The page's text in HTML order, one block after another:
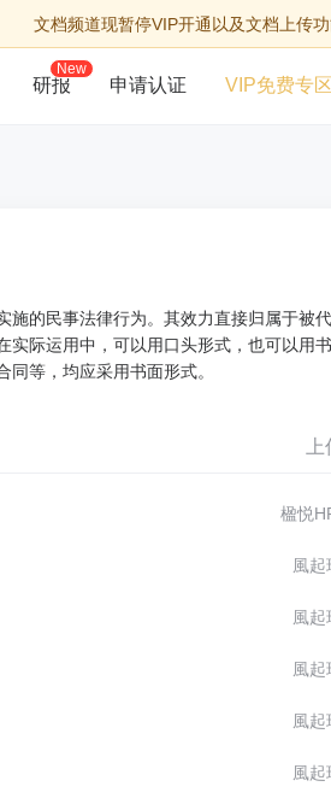
文档频道现暂停VIP开通以及文档上传
研报
New
申请认证 VIP免费专区
的民事法律行为。其效力直接归属于被
际运用中，可以用口头形式，也可以用
等，均应采用书面形式。
楹悦
風起
風起
風起
風起
風起